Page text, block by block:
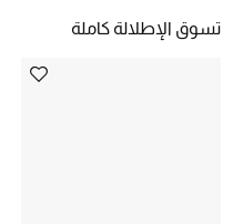
عرض جميع المنتجات
تسوق الإطلالة كاملة